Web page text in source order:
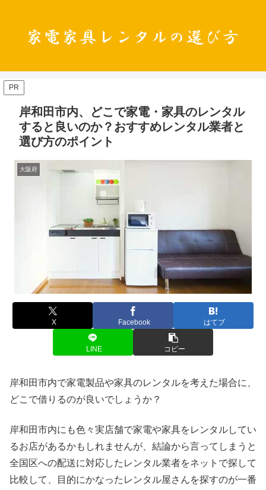
PR
岸和田市内、どこで家電・家具のレンタル
すると良いのか？おすすめレンタル業者と
選び方のポイント
大阪府
X Facebook はてブ
LINE コピー
岸和田市内で家電製品や家具のレンタルを考えた場合に、
どこで借りるのが良いでしょうか？
岸和田市内にも色々実店舗で家電や家具をレンタルしてい
るお店があるかもしれませんが、結論から言ってしまうと
全国区への配送に対応したレンタル業者をネットで探して
比較して、目的にかなったレンタル屋さんを探すのが一番